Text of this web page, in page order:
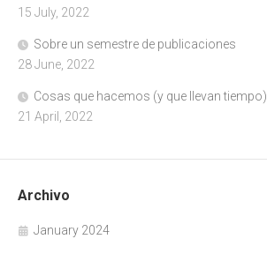
15 July, 2022
Sobre un semestre de publicaciones
28 June, 2022
Cosas que hacemos (y que llevan tiempo)
21 April, 2022
Archivo
January 2024